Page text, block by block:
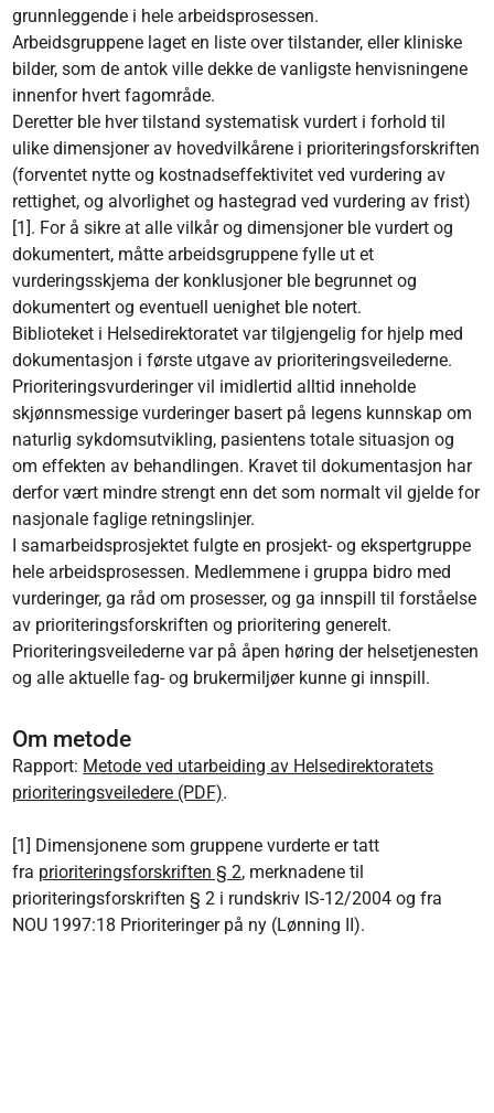
grunnleggende i hele arbeidsprosessen.
Arbeidsgruppene laget en liste over tilstander, eller kliniske
bilder, som de antok ville dekke de vanligste henvisningene
innenfor hvert fagområde.
Deretter ble hver tilstand systematisk vurdert i forhold til
ulike dimensjoner av hovedvilkårene i prioriteringsforskriften
(forventet nytte og kostnadseffektivitet ved vurdering av
rettighet, og alvorlighet og hastegrad ved vurdering av frist)
[1]. For å sikre at alle vilkår og dimensjoner ble vurdert og
dokumentert, måtte arbeidsgruppene fylle ut et
vurderingsskjema der konklusjoner ble begrunnet og
dokumentert og eventuell uenighet ble notert.
Biblioteket i Helsedirektoratet var tilgjengelig for hjelp med
dokumentasjon i første utgave av prioriteringsveilederne.
Prioriteringsvurderinger vil imidlertid alltid inneholde
skjønnsmessige vurderinger basert på legens kunnskap om
naturlig sykdomsutvikling, pasientens totale situasjon og
om effekten av behandlingen. Kravet til dokumentasjon har
derfor vært mindre strengt enn det som normalt vil gjelde for
nasjonale faglige retningslinjer.
I samarbeidsprosjektet fulgte en prosjekt- og ekspertgruppe
hele arbeidsprosessen. Medlemmene i gruppa bidro med
vurderinger, ga råd om prosesser, og ga innspill til forståelse
av prioriteringsforskriften og prioritering generelt.
Prioriteringsveilederne var på åpen høring der helsetjenesten
og alle aktuelle fag- og brukermiljøer kunne gi innspill.
Om metode
Rapport: Metode ved utarbeiding av Helsedirektoratets
prioriteringsveiledere (PDF).
[1] Dimensjonene som gruppene vurderte er tatt
fra prioriteringsforskriften § 2, merknadene til
prioriteringsforskriften § 2 i rundskriv IS-12/2004 og fra
NOU 1997:18 Prioriteringer på ny (Lønning II).